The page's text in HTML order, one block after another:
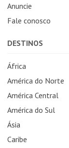
Anuncie
Fale conosco
DESTINOS
África
América do Norte
América Central
América do Sul
Ásia
Caribe